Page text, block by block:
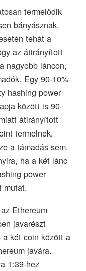
termelődik
bányásznak.
tehát a
az átirányított
nagyobb láncon,
Egy 90-10%-
hashing power
között is 90-
átirányított
termelnek,
a támadás sem.
ha a két lánc
power
mutat.
Ethereum
javarészt
a két coin között a
javára.
1:39-hez